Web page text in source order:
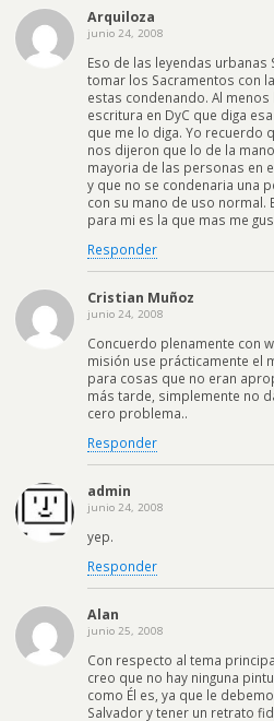
Arquiloza
junio 24, 2008
Eso de las leyendas urbanas
tomar los Sacramentos con
estas condenando. Al
escritura en DyC que diga
que me lo diga. Yo recuerdo
nos dijeron que lo de la
mayoria de las personas en
y que no se condenaria una
con su mano de uso normal.
para mi es la que mas me
Responder
Cristian Muñoz
junio 24, 2008
Concuerdo plenamente con
misión use prácticamente el
para cosas que no eran
más tarde, simplemente no
cero problema..
Responder
admin
junio 24, 2008
yep.
Responder
Alan
junio 25, 2008
Con respecto al tema
creo que no hay ninguna
como Él es, ya que le
Salvador y tener un retrato